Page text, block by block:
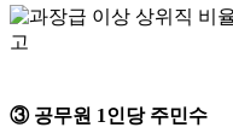
③ 공무원 1인당 주민수